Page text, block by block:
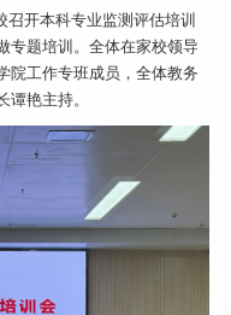
开本科专业监测评估培训
专题培训。全体在家校领导
院工作专班成员，全体教务
艳主持。